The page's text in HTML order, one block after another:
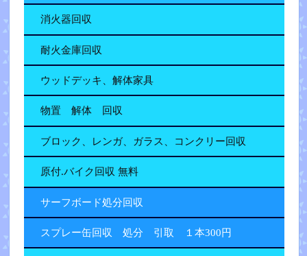
消火器回収
耐火金庫回収
ウッドデッキ、解体家具
物置 解体 回収
ブロック、レンガ、ガラス、コンクリー回収
原付.バイク回収 無料
サーフボード処分回収
スプレー缶回収 処分 引取 １本300円